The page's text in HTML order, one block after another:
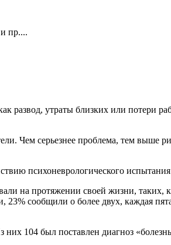
пр....
развод, утраты близких или потери
Чем серьезнее проблема, тем выше
психоневрологического испытания
на протяжении своей жизни, таких,
сообщили о более двух, каждая
104 был поставлен диагноз